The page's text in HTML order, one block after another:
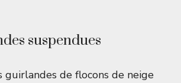
suspendues
guirlandes de flocons de neige